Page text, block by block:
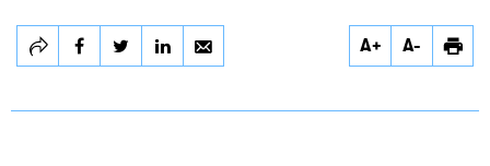
Partager
CLIMATS
Partager
CLIMATS
Partager
CLIMATS
A+ A-